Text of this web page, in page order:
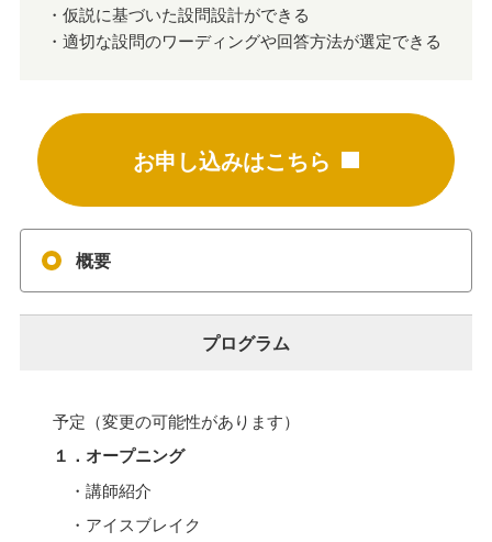
・仮説に基づいた設問設計ができる
・適切な設問のワーディングや回答方法が選定できる
お申し込みはこちら
概要
プログラム
予定（変更の可能性があります）
１．オープニング
・講師紹介
・アイスブレイク